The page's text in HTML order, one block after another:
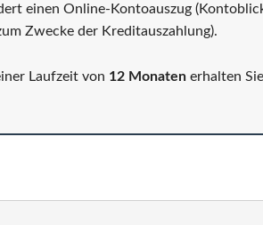
einen Online-Kontoauszug
Zwecke der Kreditauszahlung).
Laufzeit von 12 Monaten erhalten Sie